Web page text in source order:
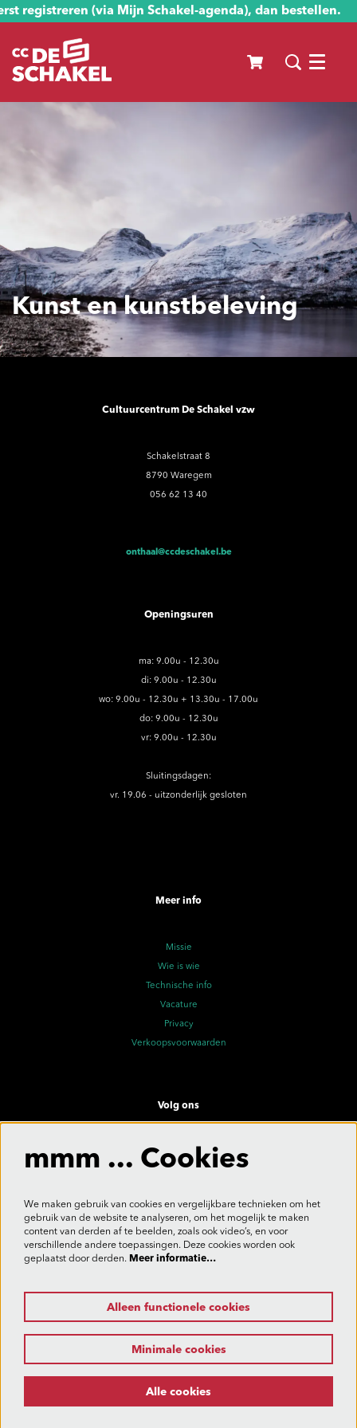
registreren (via Mijn Schakel-agenda), dan bestellen.
Menu
Kunst en kunstbeleving
Cultuurcentrum De Schakel vzw
Schakelstraat 8
8790 Waregem
056 62 13 40
onthaal@ccdeschakel.be
Openingsuren
ma: 9.00u - 12.30u
di: 9.00u - 12.30u
wo: 9.00u - 12.30u + 13.30u - 17.00u
do: 9.00u - 12.30u
vr: 9.00u - 12.30u
Sluitingsdagen:
vr. 19.06 - uitzonderlijk gesloten
Meer info
Missie
Wie is wie
Technische info
Vacature
Privacy
Verkoopsvoorwaarden
Volg ons
Aanmelden
Deze site wordt beschermd door reCAPTCHA, dataverwerking gebeurt in overeenstemming met de
mmm ... Cookies
We maken gebruik van cookies en vergelijkbare technieken om het
gebruik van de website te analyseren, om het mogelijk te maken
content van derden af te beelden, zoals ook video’s, en voor
verschillende andere toepassingen. Deze cookies worden ook
geplaatst door derden. Meer informatie…
Alleen functionele cookies
Minimale cookies
Alle cookies